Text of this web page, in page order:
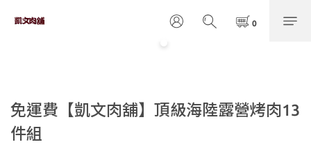
免運費【凱文肉舖】頂級海陸露營烤肉13
件組